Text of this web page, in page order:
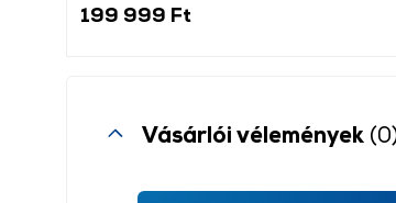
199 999 Ft
Vásárlói vélemények